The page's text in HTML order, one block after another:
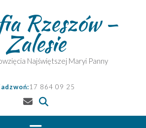
Rzeszów –
Zalesie
Najświętszej Maryi Panny
17 864 09 25